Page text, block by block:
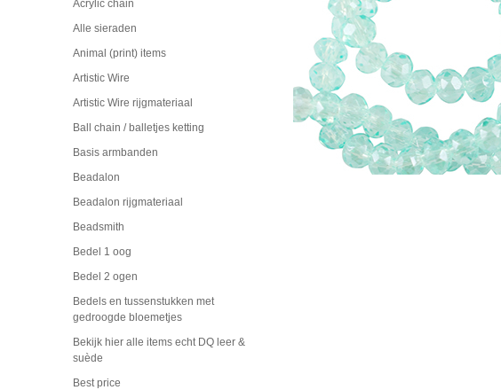
Acrylic chain
Alle sieraden
Animal (print) items
Artistic Wire
Artistic Wire rijgmateriaal
Ball chain / balletjes ketting
Basis armbanden
Beadalon
Beadalon rijgmateriaal
Beadsmith
Bedel 1 oog
Bedel 2 ogen
Bedels en tussenstukken met
gedroogde bloemetjes
Bekijk hier alle items echt DQ leer &
suède
Best price